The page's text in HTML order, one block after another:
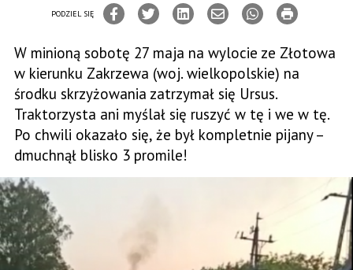
PODZIEL SIĘ
W minioną sobotę 27 maja na wylocie ze Złotowa
w kierunku Zakrzewa (woj. wielkopolskie) na
środku skrzyżowania zatrzymał się Ursus.
Traktorzysta ani myślał się ruszyć w tę i we w tę.
Po chwili okazało się, że był kompletnie pijany –
dmuchnął blisko 3 promile!